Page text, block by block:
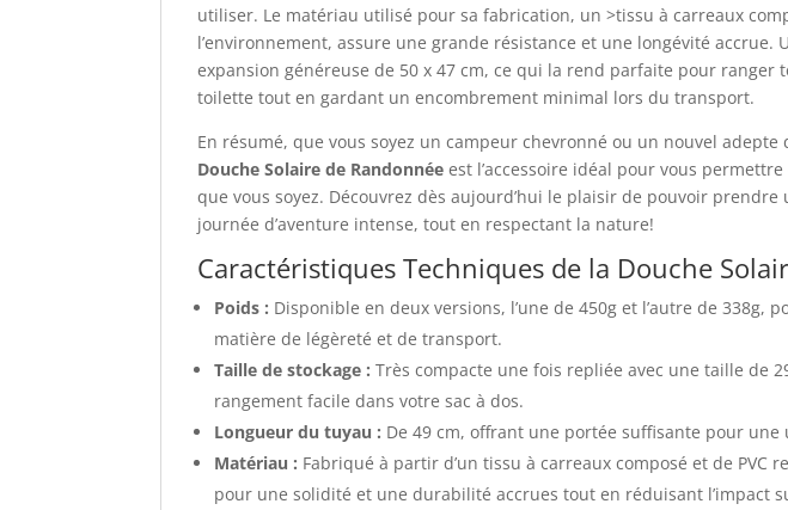
utiliser. Le matériau utilisé pour sa fabrication, un >tissu à carreaux
l’environnement, assure une grande résistance et une longévité accrue.
expansion généreuse de 50 x 47 cm, ce qui la rend parfaite pour ranger
toilette tout en gardant un encombrement minimal lors du transport.
En résumé, que vous soyez un campeur chevronné ou un nouvel
Douche Solaire de Randonnée est l’accessoire idéal pour vous
que vous soyez. Découvrez dès aujourd’hui le plaisir de pouvoir
journée d’aventure intense, tout en respectant la nature!
Caractéristiques Techniques de la Douche
Poids : Disponible en deux versions, l’une de 450g et l’autre de 338g,
matière de légèreté et de transport.
Taille de stockage : Très compacte une fois repliée avec une taille de
rangement facile dans votre sac à dos.
Longueur du tuyau : De 49 cm, offrant une portée suffisante pour
Matériau : Fabriqué à partir d’un tissu à carreaux composé et de PVC
pour une solidité et une durabilité accrues tout en réduisant l’impact